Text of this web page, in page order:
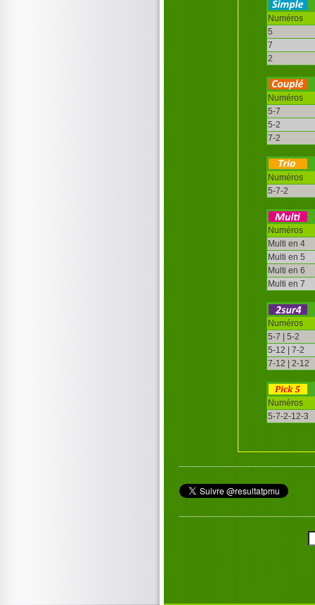
Numéros
5
7
2
Numéros
5-7
5-2
7-2
Numéros
5-7-2
Numéros
Multi en 4
Multi en 5
Multi en 6
Multi en 7
Numéros
5-7 | 5-2
5-12 | 7-2
7-12 | 2-12
Numéros
5-7-2-12-3